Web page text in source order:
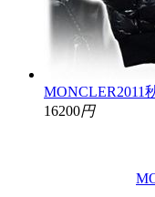
MONCLER2011
16200円